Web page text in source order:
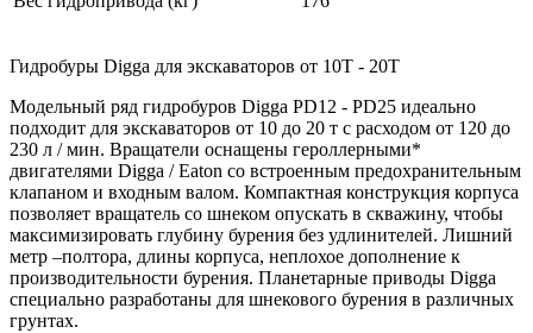
Гидробуры Digga для экскаваторов от 10Т - 20Т
Модельный ряд гидробуров Digga PD12 - PD25 идеально
подходит для экскаваторов от 10 до 20 т с расходом от 120 до
230 л / мин. Вращатели оснащены героллерными*
двигателями Digga / Eaton со встроенным предохранительным
клапаном и входным валом. Компактная конструкция корпуса
позволяет вращатель со шнеком опускать в скважину, чтобы
максимизировать глубину бурения без удлинителей. Лишний
метр –полтора, длины корпуса, неплохое дополнение к
производительности бурения. Планетарные приводы Digga
специально разработаны для шнекового бурения в различных
грунтах.